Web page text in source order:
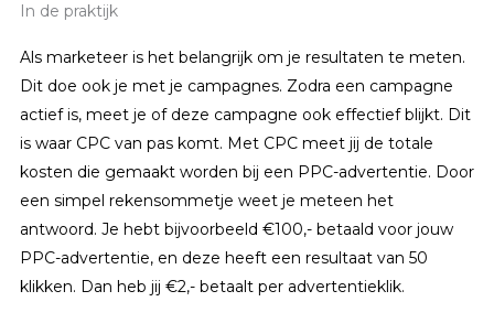
In de praktijk
Als marketeer is het belangrijk om je resultaten te meten.
Dit doe ook je met je campagnes. Zodra een campagne
actief is, meet je of deze campagne ook effectief blijkt. Dit
is waar CPC van pas komt. Met CPC meet jij de totale
kosten die gemaakt worden bij een PPC-advertentie. Door
een simpel rekensommetje weet je meteen het
antwoord. Je hebt bijvoorbeeld €100,- betaald voor jouw
PPC-advertentie, en deze heeft een resultaat van 50
klikken. Dan heb jij €2,- betaalt per advertentieklik.